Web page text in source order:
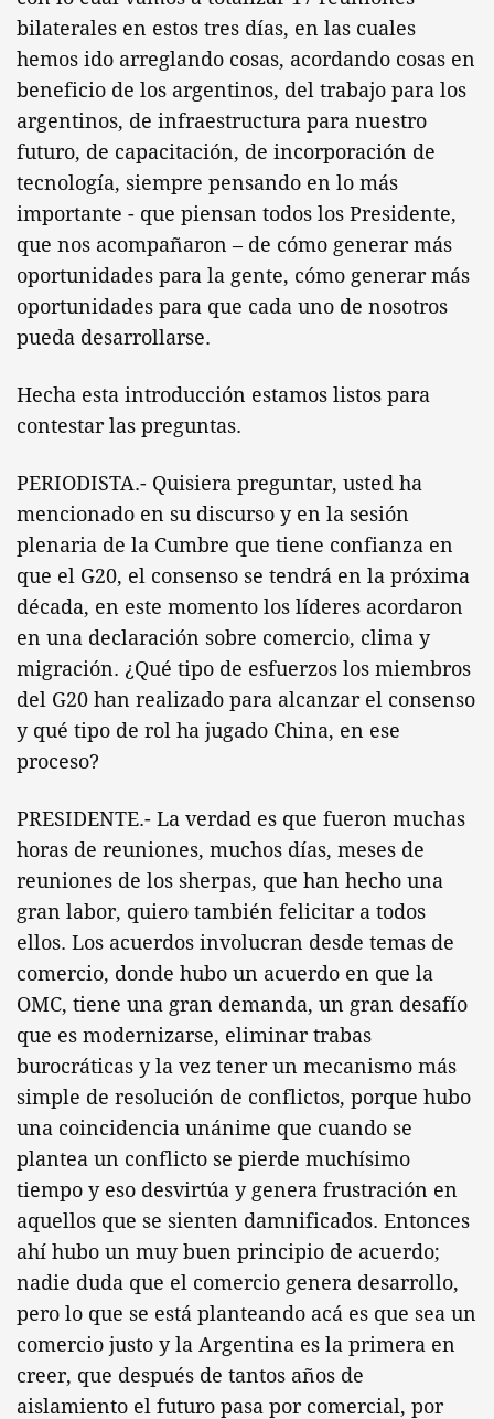
bilaterales en estos tres días, en las cuales
hemos ido arreglando cosas, acordando cosas en
beneficio de los argentinos, del trabajo para los
argentinos, de infraestructura para nuestro
futuro, de capacitación, de incorporación de
tecnología, siempre pensando en lo más
importante - que piensan todos los Presidente,
que nos acompañaron – de cómo generar más
oportunidades para la gente, cómo generar más
oportunidades para que cada uno de nosotros
pueda desarrollarse.
Hecha esta introducción estamos listos para
contestar las preguntas.
PERIODISTA.- Quisiera preguntar, usted ha
mencionado en su discurso y en la sesión
plenaria de la Cumbre que tiene confianza en
que el G20, el consenso se tendrá en la próxima
década, en este momento los líderes acordaron
en una declaración sobre comercio, clima y
migración. ¿Qué tipo de esfuerzos los miembros
del G20 han realizado para alcanzar el consenso
y qué tipo de rol ha jugado China, en ese
proceso?
PRESIDENTE.- La verdad es que fueron muchas
horas de reuniones, muchos días, meses de
reuniones de los sherpas, que han hecho una
gran labor, quiero también felicitar a todos
ellos. Los acuerdos involucran desde temas de
comercio, donde hubo un acuerdo en que la
OMC, tiene una gran demanda, un gran desafío
que es modernizarse, eliminar trabas
burocráticas y la vez tener un mecanismo más
simple de resolución de conflictos, porque hubo
una coincidencia unánime que cuando se
plantea un conflicto se pierde muchísimo
tiempo y eso desvirtúa y genera frustración en
aquellos que se sienten damnificados. Entonces
ahí hubo un muy buen principio de acuerdo;
nadie duda que el comercio genera desarrollo,
pero lo que se está planteando acá es que sea un
comercio justo y la Argentina es la primera en
creer, que después de tantos años de
aislamiento el futuro pasa por comercial, por